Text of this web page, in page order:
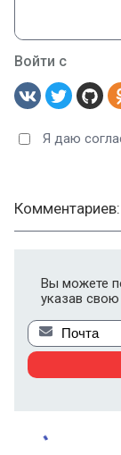
Войти с
Я даю
Вы можете
указав